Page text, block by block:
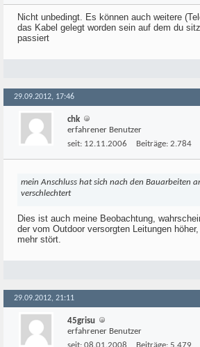
Nicht unbedingt. Es können auch weitere
das Kabel gelegt worden sein auf dem du
passiert
29.09.2012, 17:46
chk
erfahrener Benutzer
seit: 12.11.2006 Beiträge: 2.784
mein Anschluss hat sich nach den Bauarbeiten
verschlechtert
Dies ist auch meine Beobachtung,
der vom Outdoor versorgten Leitungen
mehr stört.
29.09.2012, 21:11
45grisu
erfahrener Benutzer